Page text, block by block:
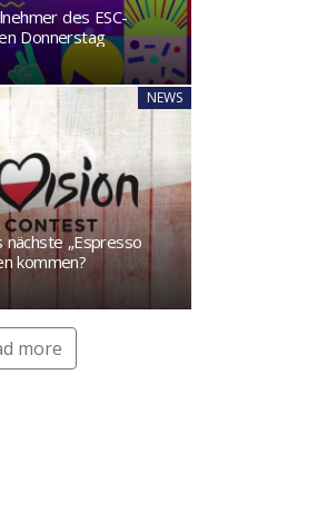
des ESC-
Donnerstag
NEWS
nächste „Espresso
kommen?
more